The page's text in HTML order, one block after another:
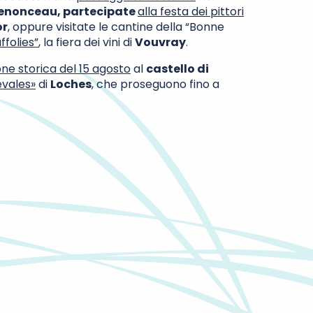
partecipatealla festa dei pittori
, oppure visitate le cantine della “Bonne
, la fiera dei vini diVouvray.
storica del 15 agostoal castello di
di Loches, che proseguono fino a